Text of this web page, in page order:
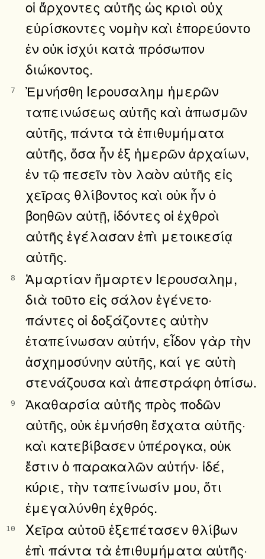
οἱ ἄρχοντες αὐτῆς ὡς κριοὶ οὐχ
εὑρίσκοντες νομὴν καὶ ἐπορεύοντο
ἐν οὐκ ἰσχύι κατὰ πρόσωπον
διώκοντος.
7
Ἐμνήσθη Ιερουσαλημ ἡμερῶν
ταπεινώσεως αὐτῆς καὶ ἀπωσμῶν
αὐτῆς, πάντα τὰ ἐπιθυμήματα
αὐτῆς, ὅσα ἦν ἐξ ἡμερῶν ἀρχαίων,
ἐν τῷ πεσεῖν τὸν λαὸν αὐτῆς εἰς
χεῖρας θλίβοντος καὶ οὐκ ἦν ὁ
βοηθῶν αὐτῇ, ἰδόντες οἱ ἐχθροὶ
αὐτῆς ἐγέλασαν ἐπὶ μετοικεσίᾳ
αὐτῆς.
8
Ἁμαρτίαν ἥμαρτεν Ιερουσαλημ,
διὰ τοῦτο εἰς σάλον ἐγένετο·
πάντες οἱ δοξάζοντες αὐτὴν
ἐταπείνωσαν αὐτήν, εἶδον γὰρ τὴν
ἀσχημοσύνην αὐτῆς, καί γε αὐτὴ
στενάζουσα καὶ ἀπεστράφη ὀπίσω.
9
Ἀκαθαρσία αὐτῆς πρὸς ποδῶν
αὐτῆς, οὐκ ἐμνήσθη ἔσχατα αὐτῆς·
καὶ κατεβίβασεν ὑπέρογκα, οὐκ
ἔστιν ὁ παρακαλῶν αὐτήν· ἰδέ,
κύριε, τὴν ταπείνωσίν μου, ὅτι
ἐμεγαλύνθη ἐχθρός.
10
Χεῖρα αὐτοῦ ἐξεπέτασεν θλίβων
ἐπὶ πάντα τὰ ἐπιθυμήματα αὐτῆς·